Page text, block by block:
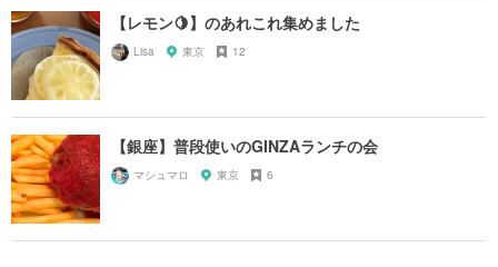
【レモン🍋】のあれこれ集めました
Lisa 東京 12
【銀座】普段使いのGINZAランチの会
マシュマロ 東京 6